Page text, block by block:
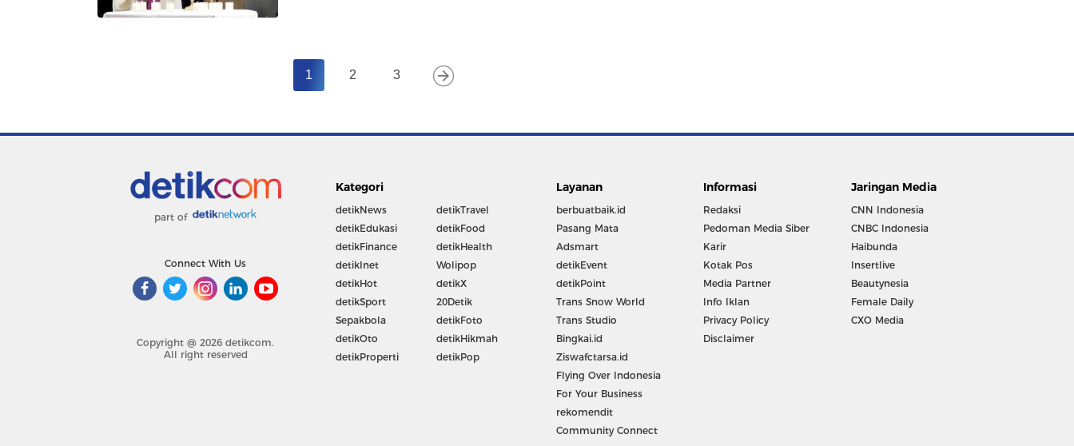
1 2 3
part of
Connect With Us
Copyright @ 2026 detikcom.
All right reserved
Kategori
detikNews
detikEdukasi
detikFinance
detikInet
detikHot
detikSport
Sepakbola
detikOto
detikProperti
detikTravel
detikFood
detikHealth
Wolipop
detikX
20Detik
detikFoto
detikHikmah
detikPop
Layanan
berbuatbaik.id
Pasang Mata
Adsmart
detikEvent
detikPoint
Trans Snow World
Trans Studio
Bingkai.id
Ziswafctarsa.id
Flying Over Indonesia
For Your Business
rekomendit
Community Connect
Informasi
Redaksi
Pedoman Media Siber
Karir
Kotak Pos
Media Partner
Info Iklan
Privacy Policy
Disclaimer
Jaringan Media
CNN Indonesia
CNBC Indonesia
Haibunda
Insertlive
Beautynesia
Female Daily
CXO Media